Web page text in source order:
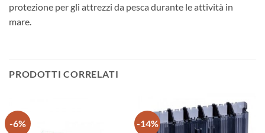
protezione per gli attrezzi da pesca durante le attività in
mare.
PRODOTTI CORRELATI
-6% -14%